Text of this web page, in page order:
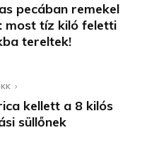
pecában remekel
most tíz kiló feletti
tereltek!
kellett a 8 kilós
süllőnek